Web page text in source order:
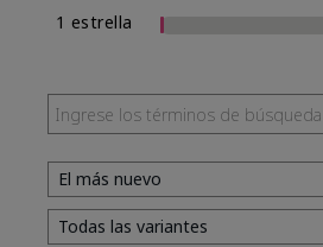
1 estrella